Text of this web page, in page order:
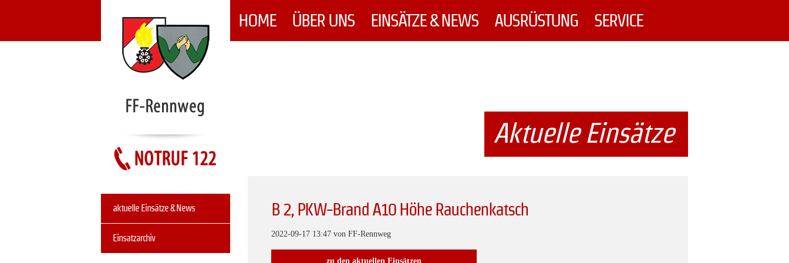
NAVIGATION
ÜBERSPRINGEN
HOME ÜBER UNS EINSÄTZE & NEWS AUSRÜSTUNG SERVICE
Aktuelle Einsätze
B 2, PKW-Brand A10 Höhe Rauchenkatsch
2022-09-17 13:47 von FF-Rennweg
zu den aktuellen Einsätzen
Navigation
überspringen
aktuelle Einsätze & News
Einsatzarchiv